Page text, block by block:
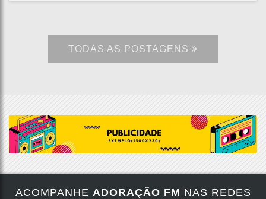
TODAS AS POSTAGENS
ACOMPANHE ADORAÇÃO FM NAS REDES